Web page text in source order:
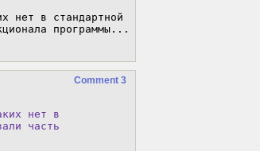
нет в стандартной
программы...
Comment 3
нет в
часть